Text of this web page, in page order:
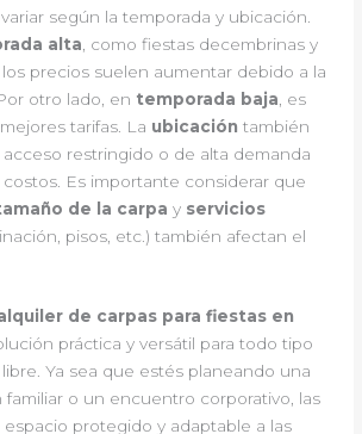
según la temporada y ubicación.
alta , como fiestas decembrinas y
precios suelen aumentar debido a la
otro lado, en temporada baja , es
tarifas. La ubicación también
restringido o de alta demanda
Es importante considerar que
de la carpa y servicios
pisos, etc.) también afectan el
de carpas para fiestas en
práctica y versátil para todo tipo
Ya sea que estés planeando una
familiar o un encuentro corporativo, las
protegido y adaptable a las